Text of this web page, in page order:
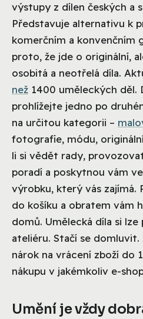
výstupy z dílen českých a
Představuje alternativu k
komerčním a konvenčním
proto, že jde o originální,
osobitá a neotřelá díla.
než 1400 uměleckých děl.
prohlížejte jedno po
na určitou kategorii –
fotografie, módu,
li si vědět rady,
poradí a poskytnou vám
výrobku, který vás zajímá.
do košíku a obratem vám
domů. Umělecká díla si
ateliéru. Stačí se
nárok na vrácení zboží do
nákupu v jakémkoliv e-
Umění je vždy